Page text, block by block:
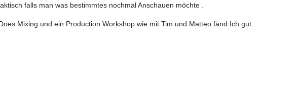
falls man was bestimmtes nochmal Anschauen möchte .
Mixing und ein Production Workshop wie mit Tim und Matteo fänd Ich gut.